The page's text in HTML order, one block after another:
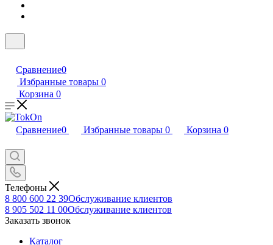
Сравнение0
Избранные товары 0
Корзина 0
Сравнение0 Избранные товары 0 Корзина 0
Телефоны
8 800 600 22 39Обслуживание клиентов
8 905 502 11 00Обслуживание клиентов
Заказать звонок
Каталог